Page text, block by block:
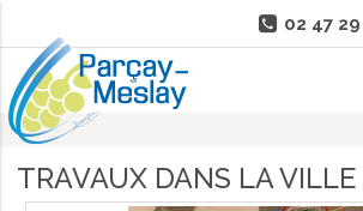
02 47 29
TRAVAUX DANS LA VILLE